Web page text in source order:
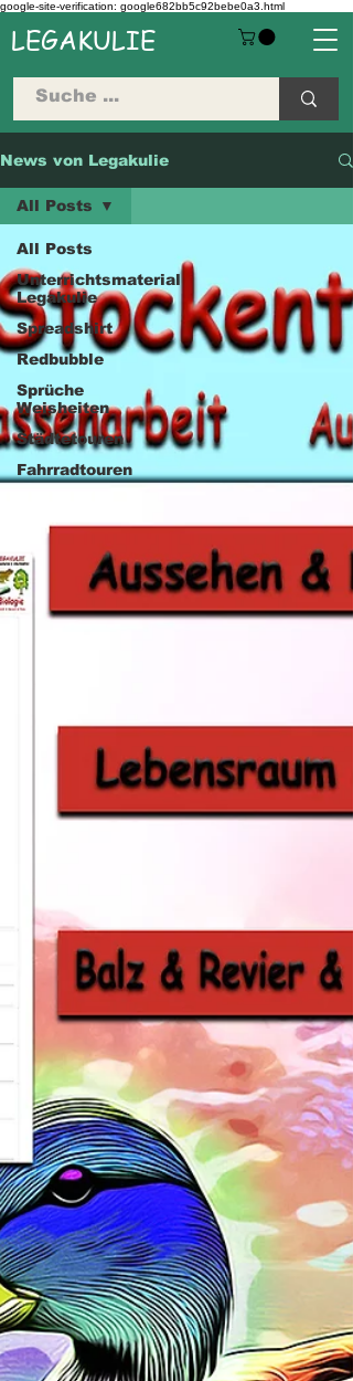
google-site-verification: google682bb5c92bebe0a3.html
LEGAKULIE
News von Legakulie
All Posts
Unterrichtsmaterial
Legakulie
Spreadshirt
Redbubble
Sprüche
Weisheiten
Städtetouren
Fahrradtouren
All Posts